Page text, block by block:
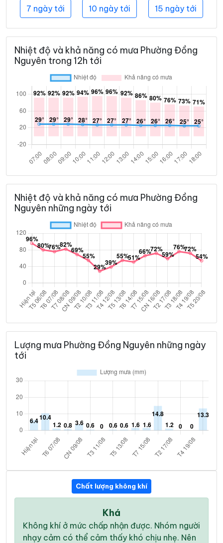
7 ngày tới 10 ngày tới 15 ngày tới
Nhiệt độ và khả năng có mưa Phường Đồng
Nguyên trong 12h tới
Nhiệt độ và khả năng có mưa Phường Đồng
Nguyên những ngày tới
Lượng mưa Phường Đồng Nguyên những ngày
tới
Chất lượng không khí
Khá
Không khí ở mức chấp nhận được. Nhóm người
nhạy cảm có thể cảm thấy khó chịu nhẹ. Nên